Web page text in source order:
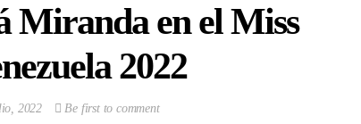
Miranda en el Miss
2022
2022 Be first to comment